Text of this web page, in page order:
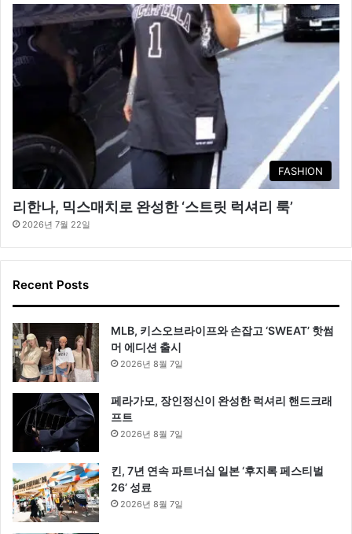
FASHION
리한나, 믹스매치로 완성한 ‘스트릿 럭셔리 룩’
2026년 7월 22일
Recent Posts
MLB, 키스오브라이프와 손잡고 ‘SWEAT’ 핫썸
머 에디션 출시
2026년 8월 7일
페라가모, 장인정신이 완성한 럭셔리 핸드크래
프트
2026년 8월 7일
킨, 7년 연속 파트너십 일본 ‘후지록 페스티벌
26’ 성료
2026년 8월 7일